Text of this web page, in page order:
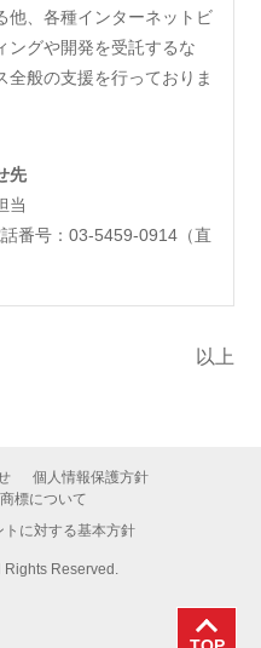
他、各種インターネットビ
ングや開発を受託するな
全般の支援を行っておりま
先
当
番号：03-5459-0914（直
以上
個人情報保護方針
商標について
に対する基本方針
Rights Reserved.